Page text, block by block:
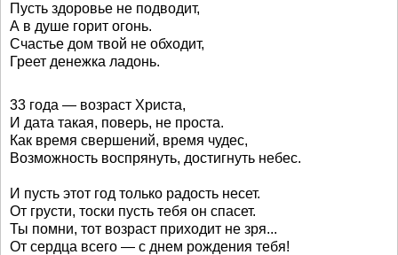
Пусть здоровье не подводит,
А в душе горит огонь.
Счастье дом твой не обходит,
Греет денежка ладонь.
33 года — возраст Христа,
И дата такая, поверь, не проста.
Как время свершений, время чудес,
Возможность воспрянуть, достигнуть небес.
И пусть этот год только радость несет.
От грусти, тоски пусть тебя он спасет.
Ты помни, тот возраст приходит не зря...
От сердца всего — с днем рождения тебя!